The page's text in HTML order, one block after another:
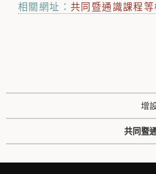
相關網址： 共同暨通識課程
增
共同暨